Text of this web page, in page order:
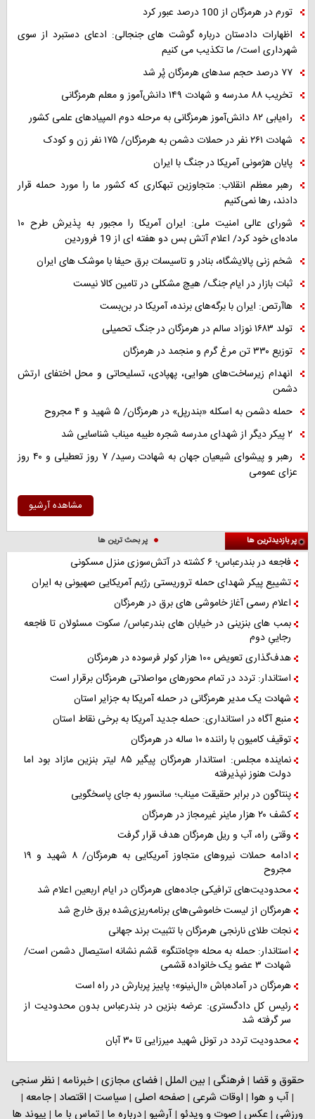
تورم در هرمزگان از 100 درصد عبور کرد
اظهارات دادستان درباره گوشت های جنجالی: ادعای دستبرد از سوی
شهرداری است/ ما تکذیب می کنیم
۷۷ درصد حجم سدهای هرمزگان پُر شد
تخریب ۸۸ مدرسه و شهادت ۱۴۹ دانش‌آموز و معلم هرمزگانی
راه‌یابی ۸۲ دانش‌آموز هرمزگانی به مرحله دوم المپیادهای علمی کشور
شهادت ۲۶۱ نفر در حملات دشمن به هرمزگان/ ۱۷۵ نفر زن و کودک
پایان هژمونی آمریکا در جنگ با ایران
رهبر معظم انقلاب: متجاوزین تبهکاری که کشور ما را مورد حمله قرار
دادند، رها نمی‌کنیم
شورای عالی امنیت ملی: ایران آمریکا را مجبور به پذیرش طرح ۱۰
ماده‌ای خود کرد/ اعلام آتش بس دو هفته ای از 19 فروردین
شخم زنی پالایشگاه، بنادر و تاسیسات برق حیفا با موشک های ایران
ثبات بازار در ایام جنگ/ هیچ مشکلی در تامین کالا نیست
هاآرتص: ایران با برگه‌های برنده، آمریکا در بن‌بست
تولد ۱۶۸۳ نوزاد سالم در هرمزگان در جنگ تحمیلی
توزیع ۳۳۰ تن مرغ گرم و منجمد در هرمزگان
انهدام زیرساخت‌های هوایی، پهپادی، تسلیحاتی و محل اختفای ارتش
دشمن
حمله دشمن به اسکله «بندرپل» در هرمزگان/ ۵ شهید و ۴ مجروح
۲ پیکر دیگر از شهدای مدرسه شجره طیبه میناب شناسایی شد
رهبر و پیشوای شیعیان جهان به شهادت رسید/ ۷ روز تعطیلی و ۴۰ روز
عزای عمومی
مشاهده آرشیو
پر بازدیدترین ها پر بحث ترین ها
فاجعه در بندرعباس؛ ۶ کشته در آتش‌سوزی منزل مسکونی
تشییع پیکر شهدای حمله تروریستی رژیم آمریکایی صهیونی به ایران
اعلام رسمی آغاز خاموشی های برق در هرمزگان
بمب های بنزینی در خیابان های بندرعباس/ سکوت مسئولان تا فاجعه
رجاییِ دوم
هدف‌گذاری تعویض ۱۰۰ هزار کولر فرسوده در هرمزگان
استاندار: تردد در تمام محورهای مواصلاتی هرمزگان برقرار است
شهادت یک مدیر هرمزگانی در حمله آمریکا به جزایر استان
منبع آگاه در استانداری: حمله جدید آمریکا به برخی نقاط استان
توقیف کامیون با راننده ۱۰ ساله در هرمزگان
نماینده مجلس: استاندار هرمزگان پیگیر ۸۵ لیتر بنزین مازاد بود اما
دولت هنوز نپذیرفته
پنتاگون در برابر حقیقت میناب؛ سانسور به جای پاسخگویی
کشف ۲۰ هزار ماینر غیرمجاز در هرمزگان
وقتی راه، آب و ریل هرمزگان هدف قرار گرفت
ادامه حملات نیروهای متجاوز آمریکایی به هرمزگان/ ۸ شهید و ۱۹
مجروح
محدودیت‌های ترافیکی جاده‌های هرمزگان در ایام اربعین اعلام شد
هرمزگان از لیست خاموشی‌های برنامه‌ریزی‌شده برق خارج شد
نجات طلای نارنجی هرمزگان با تثبیت برند جهانی
استاندار: حمله به محله «چاه‌تنگو» قشم نشانه استیصال دشمن است/
شهادت ۳ عضو یک خانواده قشمی
هرمزگان در آماده‌باش «ال‌نینو»؛ پاییز پربارش در راه است
رئیس کل دادگستری: عرضه بنزین در بندرعباس بدون محدودیت از
سر گرفته شد
محدودیت تردد در تونل شهید میرزایی تا ۳۰ آبان
حقوق و قضا |فرهنگی | بین الملل |فضای مجازی |خبرنامه | نظر سنجی
|آب و هوا | اوقات شرعی |صفحه اصلی | سیاست | اقتصاد |جامعه |
ورزشی |عکس |صوت و ویدئو |آرشیو |درباره ما |تماس با ما | پیوند ها